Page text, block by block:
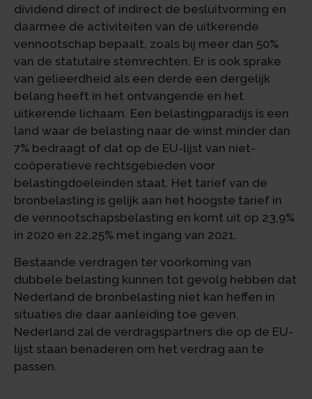
dividend direct of indirect de besluitvorming en
daarmee de activiteiten van de uitkerende
vennootschap bepaalt, zoals bij meer dan 50%
van de statutaire stemrechten. Er is ook sprake
van gelieerdheid als een derde een dergelijk
belang heeft in het ontvangende en het
uitkerende lichaam. Een belastingparadijs is een
land waar de belasting naar de winst minder dan
7% bedraagt of dat op de EU-lijst van niet-
coöperatieve rechtsgebieden voor
belastingdoeleinden staat. Het tarief van de
bronbelasting is gelijk aan het hoogste tarief in
de vennootschapsbelasting en komt uit op 23,9%
in 2020 en 22,25% met ingang van 2021.
Bestaande verdragen ter voorkoming van
dubbele belasting kunnen tot gevolg hebben dat
Nederland de bronbelasting niet kan heffen in
situaties die daar aanleiding toe geven.
Nederland zal de verdragspartners die op de EU-
lijst staan benaderen om het verdrag aan te
passen.